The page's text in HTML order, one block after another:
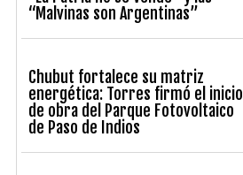
“Malvinas son Argentinas”
Chubut fortalece su matriz
energética: Torres firmó el inicio
de obra del Parque Fotovoltaico
de Paso de Indios